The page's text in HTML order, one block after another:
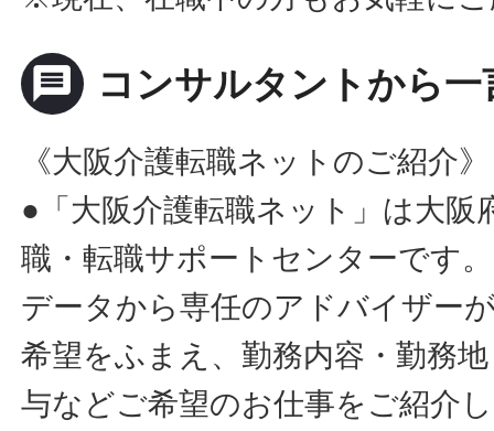
message コンサルタントから一
《大阪介護転職ネットのご紹介》
●「大阪介護転職ネット」は大阪
職・転職サポートセンターです
データから専任のアドバイザー
希望をふまえ、勤務内容・勤務
与などご希望のお仕事をご紹介